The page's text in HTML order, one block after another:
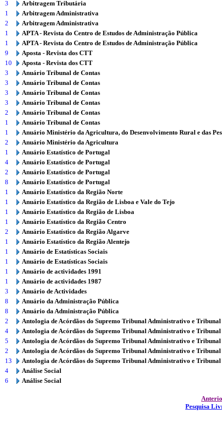
3
Arbitragem Tributária
1
Arbitragem Administrativa
2
Arbitragem Administrativa
1
APTA - Revista do Centro de Estudos de Administração Pública
1
APTA - Revista do Centro de Estudos de Administração Pública
9
Aposta - Revista dos CTT
10
Aposta - Revista dos CTT
3
Anuário Tribunal de Contas
3
Anuário Tribunal de Contas
3
Anuário Tribunal de Contas
3
Anuário Tribunal de Contas
2
Anuário Tribunal de Contas
1
Anuário Tribunal de Contas
1
Anuário Ministério da Agricultura, do Desenvolvimento Rural e das
2
Anuário Ministério da Agricultura
1
Anuário Estatístico de Portugal
4
Anuário Estatístico de Portugal
2
Anuário Estatístico de Portugal
8
Anuário Estatístico de Portugal
1
Anuário Estatístico da Região Norte
1
Anuário Estatístico da Região de Lisboa e Vale do Tejo
1
Anuário Estatístico da Região de Lisboa
1
Anuário Estatístico da Região Centro
2
Anuário Estatístico da Região Algarve
1
Anuário Estatístico da Região Alentejo
1
Anuário de Estatísticas Sociais
1
Anuário de Estatísticas Sociais
1
Anuário de actividades 1991
1
Anuário de actividades 1987
3
Anuário de Actividades
8
Anuário da Administração Pública
8
Anuário da Administração Pública
2
Antologia de Acórdãos do Supremo Tribunal Administrativo e
4
Antologia de Acórdãos do Supremo Tribunal Administrativo e
5
Antologia de Acórdãos do Supremo Tribunal Administrativo e
2
Antologia de Acórdãos do Supremo Tribunal Administrativo e
13
Antologia de Acórdãos do Supremo Tribunal Administrativo e
4
Análise Social
6
Análise Social
Pesquisa